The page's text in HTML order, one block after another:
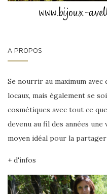
A PROPOS
Se nourrir au maximum
locaux, mais également se
cosmétiques avec tout ce
devenu au fil des années
moyen idéal pour la
+ d'infos